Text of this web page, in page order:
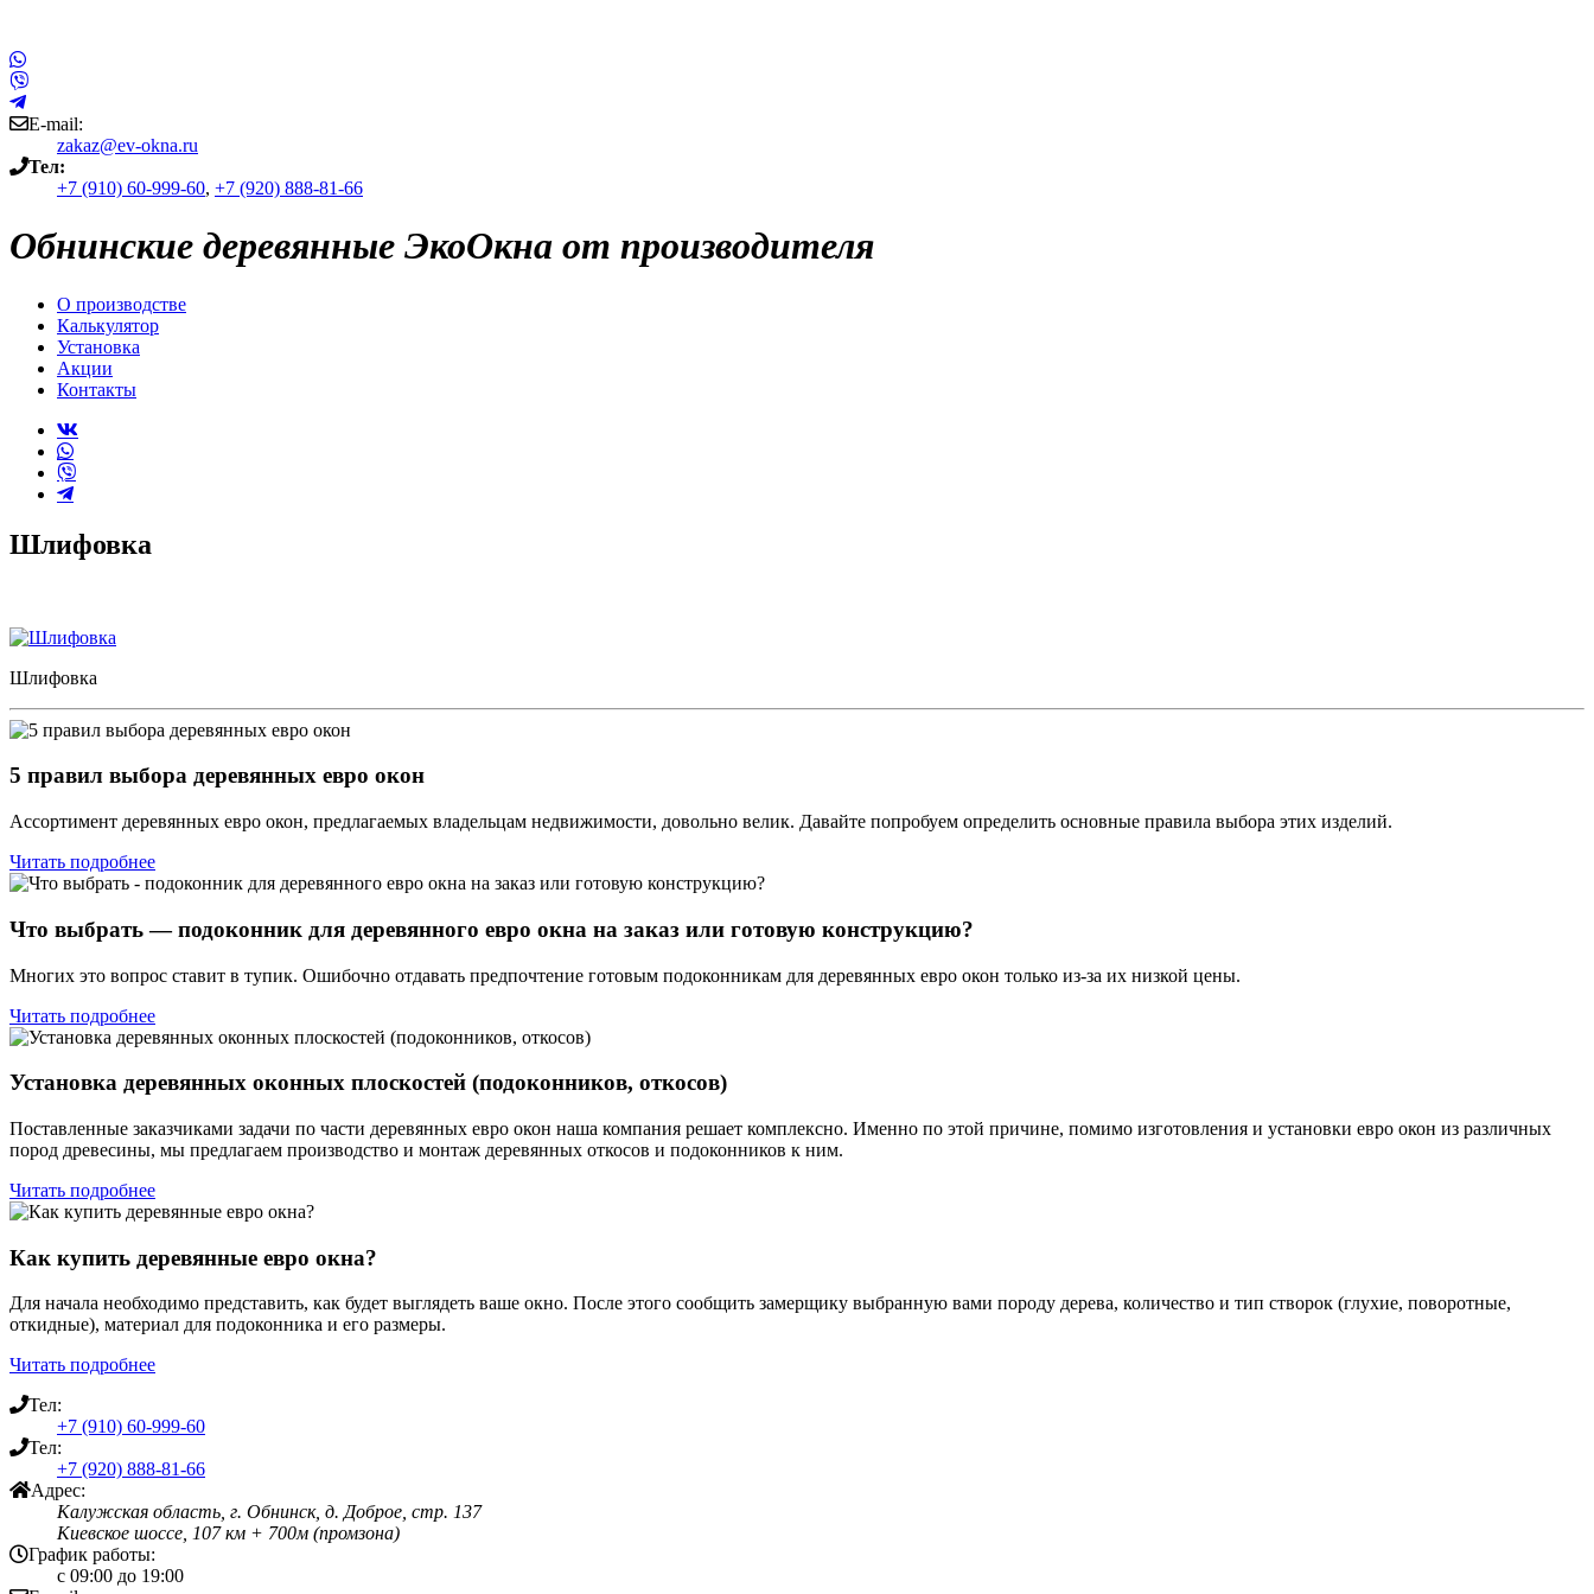
E-mail:
zakaz@ev-okna.ru
Тел:
+7 (910) 60-999-60, +7 (920) 888-81-66
Обнинские деревянные ЭкоОкна от производителя
О производстве
Калькулятор
Установка
Акции
Контакты
Шлифовка
Шлифовка
5 правил выбора деревянных евро окон
Ассортимент деревянных евро окон, предлагаемых владельцам недвижимости, довольно велик. Давайте попробуем определить основные правила выбора этих изделий.
Читать подробнее
Что выбрать — подоконник для деревянного евро окна на заказ или готовую конструкцию?
Многих это вопрос ставит в тупик. Ошибочно отдавать предпочтение готовым подоконникам для деревянных евро окон только из-за их низкой цены.
Читать подробнее
Установка деревянных оконных плоскостей (подоконников, откосов)
Поставленные заказчиками задачи по части деревянных евро окон наша компания решает комплексно. Именно по этой причине, помимо изготовления и установки евро окон из различных
пород древесины, мы предлагаем производство и монтаж деревянных откосов и подоконников к ним.
Читать подробнее
Как купить деревянные евро окна?
Для начала необходимо представить, как будет выглядеть ваше окно. После этого сообщить замерщику выбранную вами породу дерева, количество и тип створок (глухие, поворотные,
откидные), материал для подоконника и его размеры.
Читать подробнее
Тел:
+7 (910) 60-999-60
Тел:
+7 (920) 888-81-66
Адрес:
Калужская область, г. Обнинск, д. Доброе, стр. 137
Киевское шоссе, 107 км + 700м (промзона)
График работы:
с 09:00 до 19:00